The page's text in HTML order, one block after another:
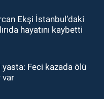
personel alınacak.
Ekşi İstanbul’daki
hayatını kaybetti
yasta: Feci kazada ölü
var